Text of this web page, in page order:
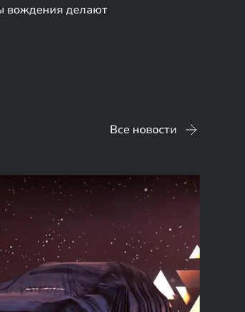
вождения делают
Все новости